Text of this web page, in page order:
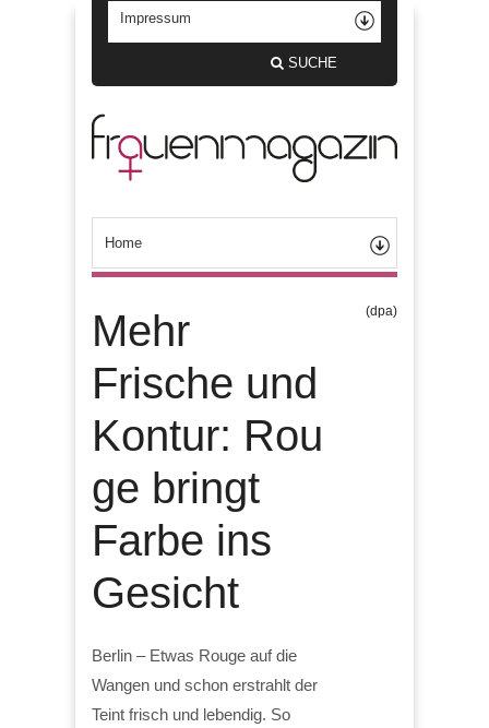
SUCHE
Mehr
Frische und
Kontur: Rou
ge bringt
Farbe ins
Gesicht
(dpa)
Berlin – Etwas Rouge auf die
Wangen und schon erstrahlt der
Teint frisch und lebendig. So